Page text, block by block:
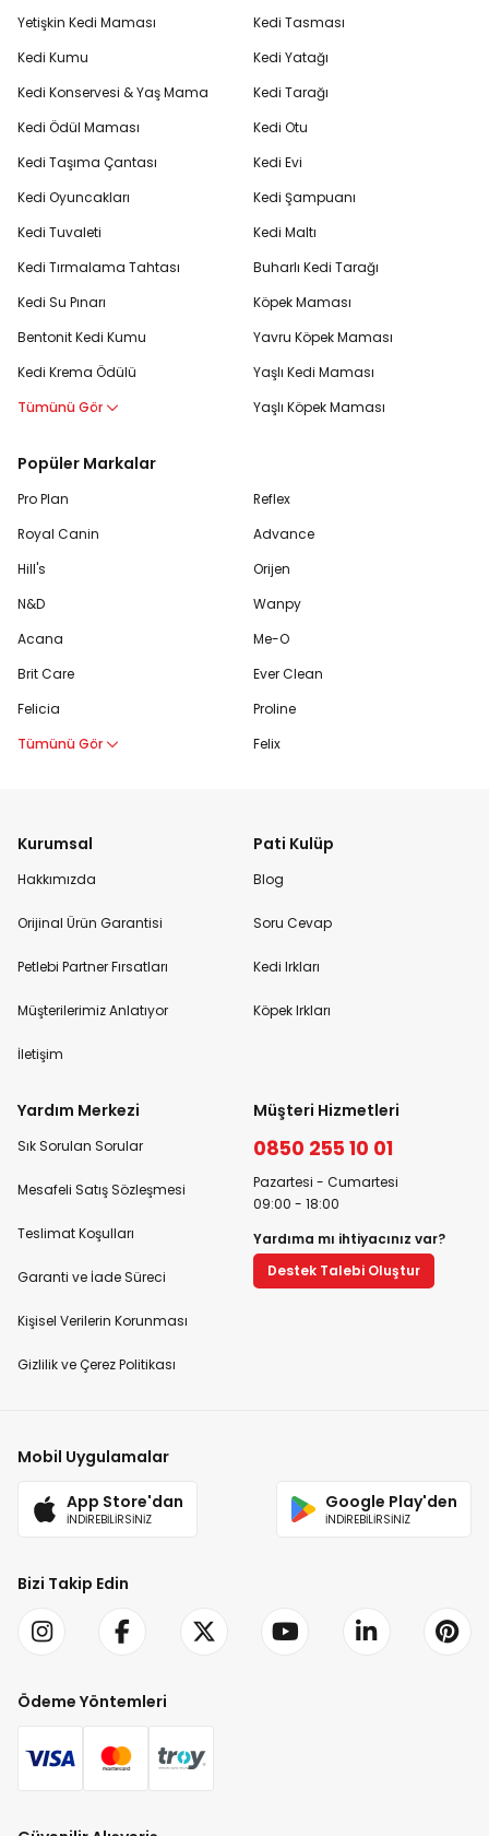
Yetişkin Kedi Maması
Kedi Kumu
Kedi Konservesi & Yaş Mama
Kedi Ödül Maması
Kedi Taşıma Çantası
Kedi Oyuncakları
Kedi Tuvaleti
Kedi Tırmalama Tahtası
Kedi Su Pınarı
Bentonit Kedi Kumu
Kedi Krema Ödülü
Tümünü Gör
Kedi Tasması
Kedi Yatağı
Kedi Tarağı
Kedi Otu
Kedi Evi
Kedi Şampuanı
Kedi Maltı
Buharlı Kedi Tarağı
Köpek Maması
Yavru Köpek Maması
Yaşlı Kedi Maması
Yaşlı Köpek Maması
Popüler Markalar
Pro Plan
Royal Canin
Hill's
N&D
Acana
Brit Care
Felicia
Tümünü Gör
Reflex
Advance
Orijen
Wanpy
Me-O
Ever Clean
Proline
Felix
Kurumsal
Hakkımızda
Orijinal Ürün Garantisi
Petlebi Partner Fırsatları
Müşterilerimiz Anlatıyor
İletişim
Pati Kulüp
Blog
Soru Cevap
Kedi Irkları
Köpek Irkları
Yardım Merkezi
Sık Sorulan Sorular
Mesafeli Satış Sözleşmesi
Teslimat Koşulları
Garanti ve İade Süreci
Kişisel Verilerin Korunması
Gizlilik ve Çerez Politikası
Müşteri Hizmetleri
0850 255 10 01
Pazartesi - Cumartesi
09:00 - 18:00
Yardıma mı ihtiyacınız var?
Destek Talebi Oluştur
Mobil Uygulamalar
App Store'dan
İNDİREBİLİRSİNİZ
Google Play'den
İNDİREBİLİRSİNİZ
Bizi Takip Edin
Ödeme Yöntemleri